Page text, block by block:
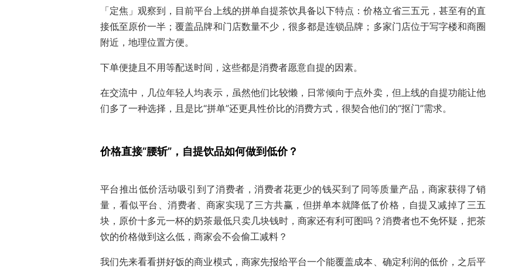
「定焦」观察到，目前平台上线的拼单自提茶饮具备以下特点：价格立省三五元，甚至有的直
接低至原价一半；覆盖品牌和门店数量不少，很多都是连锁品牌；多家门店位于写字楼和商圈
附近，地理位置方便。
下单便捷且不用等配送时间，这些都是消费者愿意自提的因素。
在交流中，几位年轻人均表示，虽然他们比较懒，日常倾向于点外卖，但上线的自提功能让他
们多了一种选择，且是比“拼单”还更具性价比的消费方式，很契合他们的“抠门”需求。
价格直接“腰斩”， 自提饮品如何做到低价？
平台推出低价活动吸引到了消费者，消费者花更少的钱买到了同等质量产品，商家获得了销
量，看似平台、消费者、商家实现了三方共赢，但拼单本就降低了价格，自提又减掉了三五
块，原价十多元一杯的奶茶最低只卖几块钱时，商家还有利可图吗？消费者也不免怀疑，把茶
饮的价格做到这么低，商家会不会偷工减料？
我们先来看看拼好饭的商业模式，商家先报给平台一个能覆盖成本、确定利润的低价，之后平